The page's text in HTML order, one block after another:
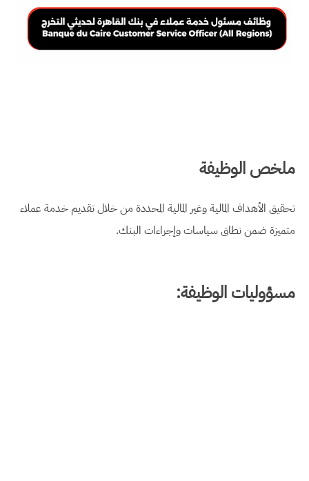
ملخص الوظيفة
تحقيق الأهداف المالية وغير المالية المحددة من خلال تقديم خدمة عملاء
متميزة ضمن نطاق سياسات وإجراءات البنك.
مسؤوليات الوظيفة: